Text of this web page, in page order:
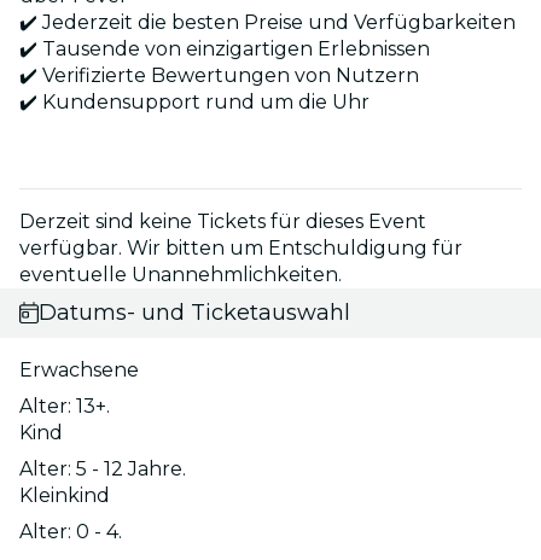
✔️ Jederzeit die besten Preise und Verfügbarkeiten
✔️ Tausende von einzigartigen Erlebnissen
✔️ Verifizierte Bewertungen von Nutzern
✔️ Kundensupport rund um die Uhr
Derzeit sind keine Tickets für dieses Event
verfügbar. Wir bitten um Entschuldigung für
eventuelle Unannehmlichkeiten.
Datums- und Ticketauswahl
Erwachsene
Alter: 13+.
Kind
Alter: 5 - 12 Jahre.
Kleinkind
Alter: 0 - 4.